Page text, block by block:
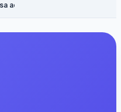
ao pai - Voz Masculina